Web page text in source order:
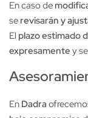
En caso de
se revisarán y
El plazo estimado
expresamente y se
En Dadra